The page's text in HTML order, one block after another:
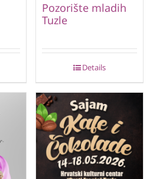
Pozorište mladih
Tuzle
Details